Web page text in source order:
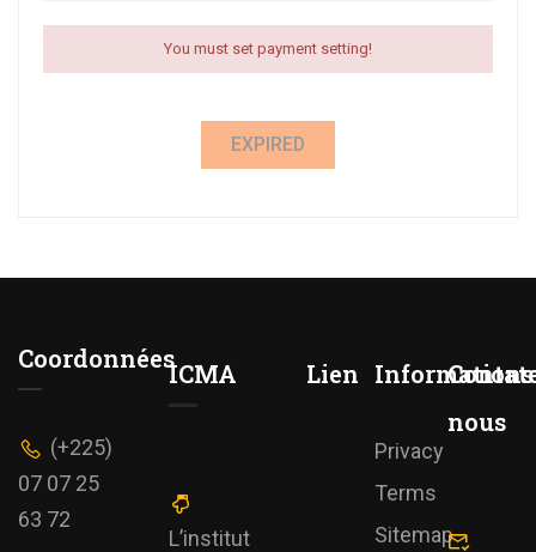
You must set payment setting!
EXPIRED
Coordonnées
(+225)
07 07 25
63 72
ICMA
L’institut
Lien Informations
Privacy
Terms
Sitemap
nous